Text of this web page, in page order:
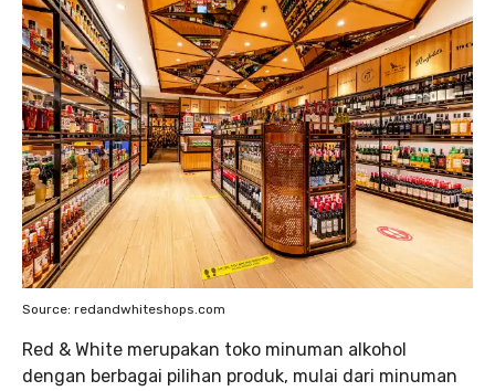
Source: redandwhiteshops.com
Red & White merupakan toko minuman alkohol
dengan berbagai pilihan produk, mulai dari minuman